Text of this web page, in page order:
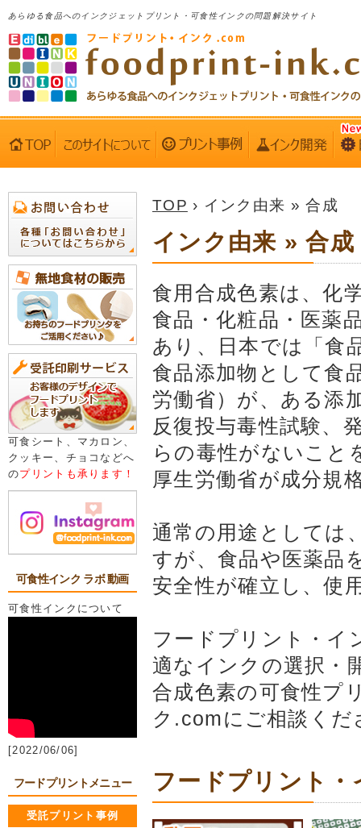
あらゆる食品へのインクジェットプリント・可食性インクの問題解決サイト
可食シート、マカロン、
クッキー、チョコなどへ
のプリントも承ります！
可食性インク ラボ 動画
可食性インクについて
[2022/06/06]
フードプリントメニュー
受託プリント事例
TOP › インク由来 » 合成
インク由来 » 合成
食用合成色素は、化
食品・化粧品・医薬
あり、日本では「食
食品添加物として食
労働省）が、ある添
反復投与毒性試験、
らの毒性がないこと
厚生労働省が成分規
通常の用途としては
すが、食品や医薬品
安全性が確立し、使
フードプリント・イ
適なインクの選択・
合成色素の可食性プ
ク.comにご相談くだ
フードプリント